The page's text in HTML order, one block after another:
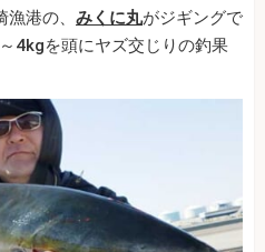
港の、 みくに丸がジギングで
4kgを頭にヤズ交じりの釣果